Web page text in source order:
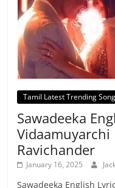
Tamil Latest Trending
Sawadeeka
Ravichander
January 16, 2025
Sawadeeka English